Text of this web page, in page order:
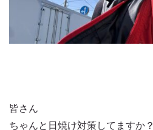
皆さん
ちゃんと日焼け対策してますか？